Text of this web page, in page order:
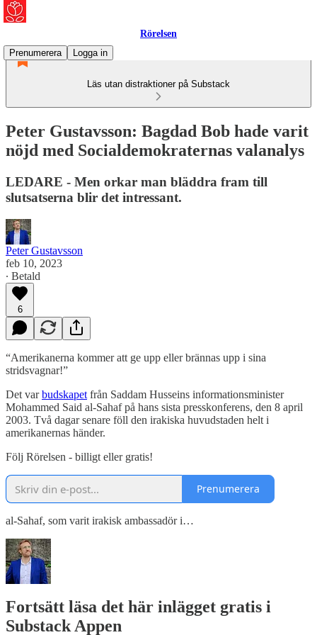
Rörelsen
Prenumerera
Logga in
Läs utan distraktioner på Substack
Peter Gustavsson: Bagdad Bob hade varit
nöjd med Socialdemokraternas valanalys
LEDARE - Men orkar man bläddra fram till
slutsatserna blir det intressant.
Peter Gustavsson
feb 10, 2023
∙ Betald
6
“Amerikanerna kommer att ge upp eller brännas upp i sina
stridsvagnar!”
Det varbudskapet från Saddam Husseins informationsminister
Mohammed Said al-Sahaf på hans sista presskonferens, den 8 april
2003. Två dagar senare föll den irakiska huvudstaden helt i
amerikanernas händer.
Följ Rörelsen - billigt eller gratis!
Prenumerera
al-Sahaf, som varit irakisk ambassadör i…
Fortsätt läsa det här inlägget gratis i
Substack Appen